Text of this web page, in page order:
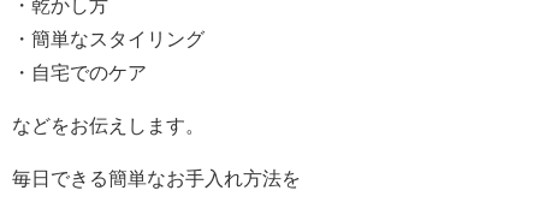
・乾かし方
・簡単なスタイリング
・自宅でのケア
などをお伝えします。
毎日できる簡単なお手入れ方法を